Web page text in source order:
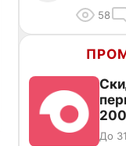
58
До